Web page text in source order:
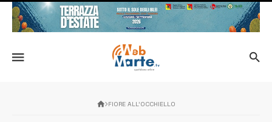
FIORE ALL’OCCHIELLO